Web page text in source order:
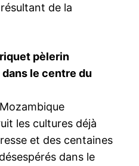
de la
pèlerin
le centre du
les cultures déjà
et des centaines
dans le